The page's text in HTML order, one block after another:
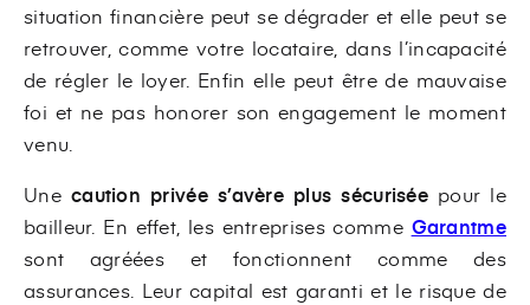
situation financière peut se dégrader et elle peut se
retrouver, comme votre locataire, dans l’incapacité
de régler le loyer. Enfin elle peut être de mauvaise
foi et ne pas honorer son engagement le moment
venu.
Une caution privée s’avère plus sécurisée pour le
bailleur. En effet, les entreprises comme Garantme
sont agréées et fonctionnent comme des
assurances. Leur capital est garanti et le risque de